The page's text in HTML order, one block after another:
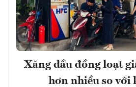
Xăng dầu đồng loạt
hơn nhiều so với